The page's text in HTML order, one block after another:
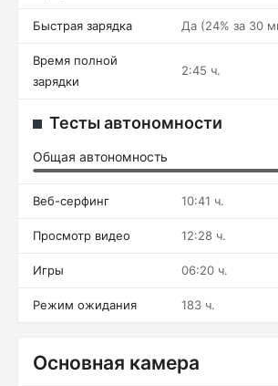
Быстрая зарядка Да (24% за 30
Время полной
зарядки
2:45 ч.
Тесты автономности
Общая автономность
Веб-серфинг 10:41 ч.
Просмотр видео 12:28 ч.
Игры 06:20 ч.
Режим ожидания 183 ч.
Основная камера